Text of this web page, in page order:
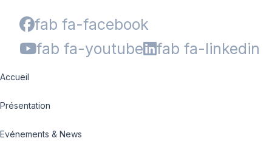
fab fa-facebook
fab fa-youtube
fab fa-linkedin
Accueil
Présentation
Evénements & News